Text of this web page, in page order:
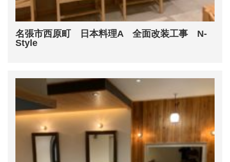
名張市西原町 日本料理A 全面改装工事 N-
Style